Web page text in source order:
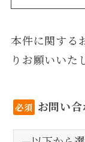
本件に関する
りお願いいた
必須 お問い